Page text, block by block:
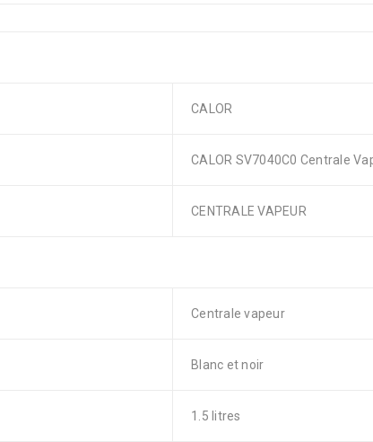
CALOR
CALOR SV7040C0 Centrale
CENTRALE VAPEUR
Centrale vapeur
Blanc et noir
1.5 litres